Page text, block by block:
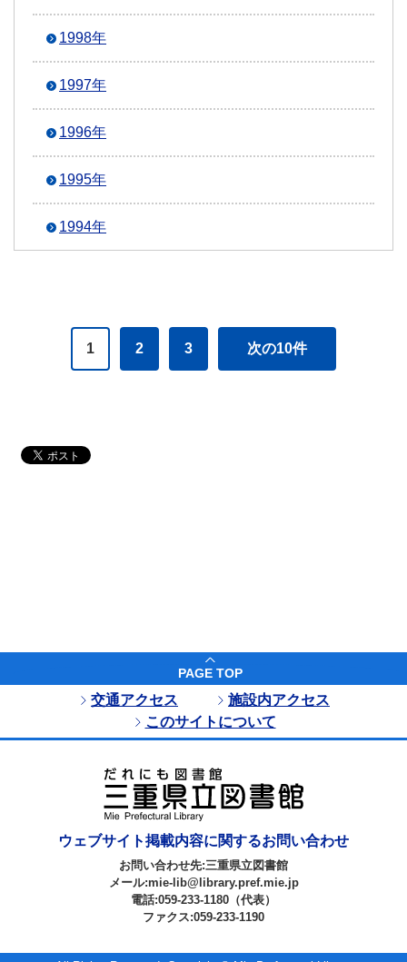
1998年
1997年
1996年
1995年
1994年
1 2 3 次の10件
PAGE TOP
交通アクセス
施設内アクセス
このサイトについて
ウェブサイト掲載内容に関するお問い合わせ
お問い合わせ先:三重県立図書館
メール:mie-lib@library.pref.mie.jp
電話:059-233-1180（代表）
ファクス:059-233-1190